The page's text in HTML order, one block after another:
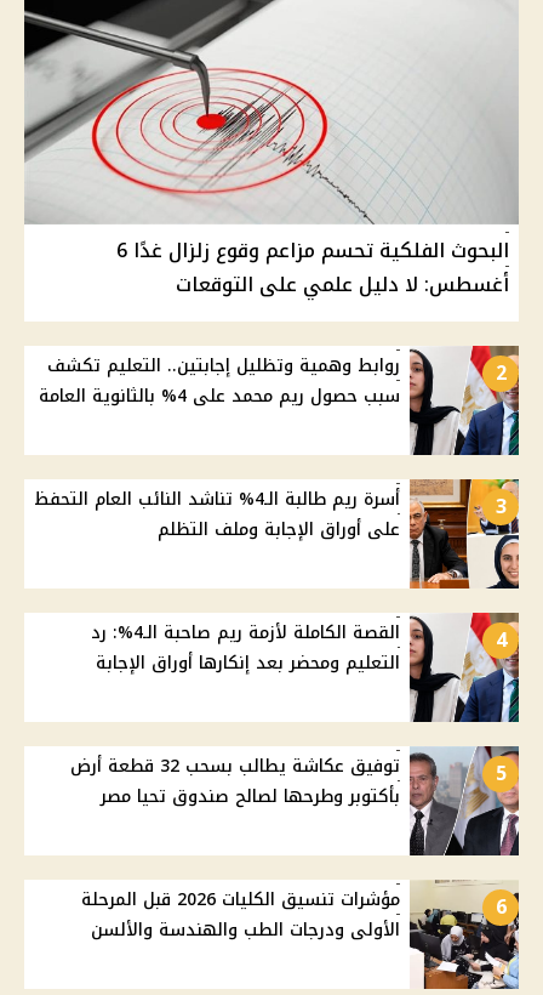
البحوث الفلكية تحسم مزاعم وقوع زلزال غدًا 6
أغسطس: لا دليل علمي على التوقعات
2
روابط وهمية وتظليل إجابتين.. التعليم تكشف
سبب حصول ريم محمد على 4% بالثانوية العامة
3
أسرة ريم طالبة الـ4% تناشد النائب العام التحفظ
على أوراق الإجابة وملف التظلم
4
القصة الكاملة لأزمة ريم صاحبة الـ4%: رد
التعليم ومحضر بعد إنكارها أوراق الإجابة
5
توفيق عكاشة يطالب بسحب 32 قطعة أرض
بأكتوبر وطرحها لصالح صندوق تحيا مصر
6
مؤشرات تنسيق الكليات 2026 قبل المرحلة
الأولى ودرجات الطب والهندسة والألسن